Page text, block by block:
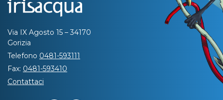
Via IX Agosto 15 – 34170
Gorizia
Telefono 0481-593111
Fax: 0481-593410
Contattaci